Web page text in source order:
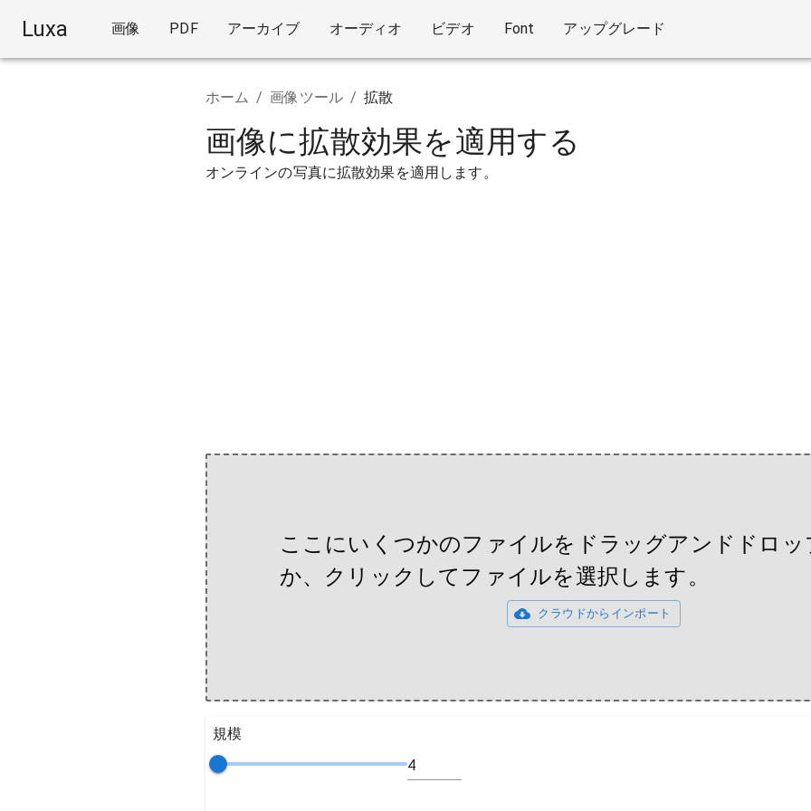
Luxa 画像 PDF アーカイブ オーディオ ビデオ Font アップグレード
ホーム / 画像ツール / 拡散
画像に拡散効果を適用する
オンラインの写真に拡散効果を適用します。
ここにいくつかのファイルをドラッグアンドドロッ
か、クリックしてファイルを選択します。
クラウドからインポート
規模